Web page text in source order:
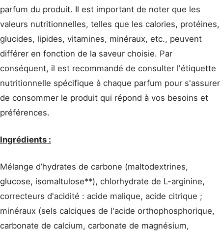
parfum du produit. Il est important de noter que les
valeurs nutritionnelles, telles que les calories, protéines,
glucides, lipides, vitamines, minéraux, etc., peuvent
différer en fonction de la saveur choisie. Par
conséquent, il est recommandé de consulter l'étiquette
nutritionnelle spécifique à chaque parfum pour s'assurer
de consommer le produit qui répond à vos besoins et
préférences.
Ingrédients :
Mélange d’hydrates de carbone (maltodextrines,
glucose, isomaltulose**), chlorhydrate de L-arginine,
correcteurs d'acidité : acide malique, acide citrique ;
minéraux (sels calciques de l'acide orthophosphorique,
carbonate de calcium, carbonate de magnésium,